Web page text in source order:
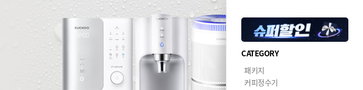
CATEGORY
패키지
커피정수기